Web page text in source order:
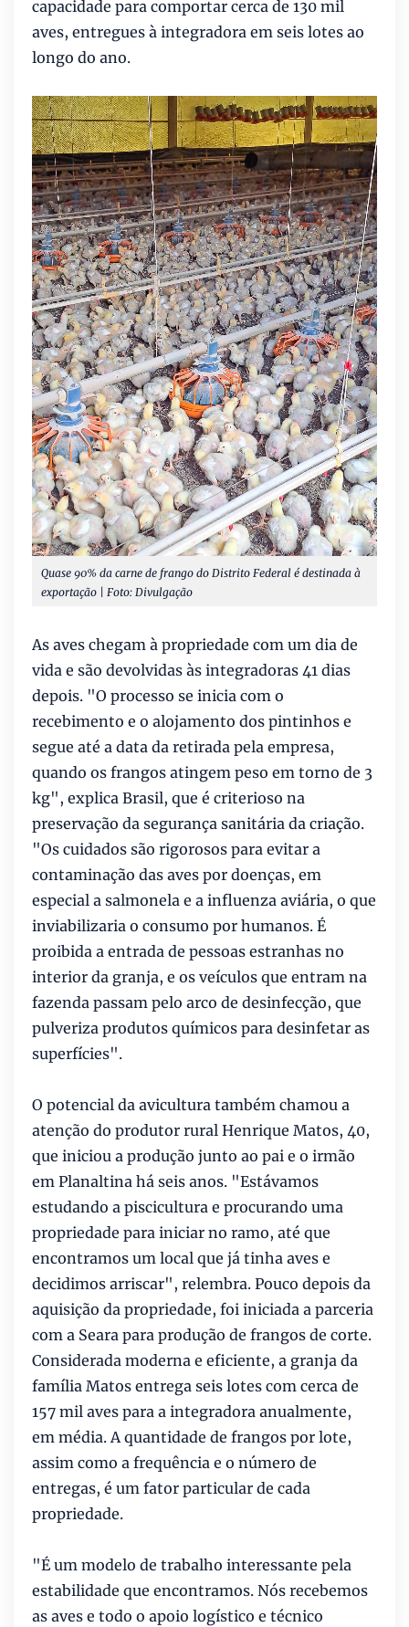
capacidade para comportar cerca de 130 mil
aves, entregues à integradora em seis lotes ao
longo do ano.
Quase 90% da carne de frango do Distrito Federal é destinada à
exportação | Foto: Divulgação
As aves chegam à propriedade com um dia de
vida e são devolvidas às integradoras 41 dias
depois. "O processo se inicia com o
recebimento e o alojamento dos pintinhos e
segue até a data da retirada pela empresa,
quando os frangos atingem peso em torno de 3
kg", explica Brasil, que é criterioso na
preservação da segurança sanitária da criação.
"Os cuidados são rigorosos para evitar a
contaminação das aves por doenças, em
especial a salmonela e a influenza aviária, o que
inviabilizaria o consumo por humanos. É
proibida a entrada de pessoas estranhas no
interior da granja, e os veículos que entram na
fazenda passam pelo arco de desinfecção, que
pulveriza produtos químicos para desinfetar as
superfícies".
O potencial da avicultura também chamou a
atenção do produtor rural Henrique Matos, 40,
que iniciou a produção junto ao pai e o irmão
em Planaltina há seis anos. "Estávamos
estudando a piscicultura e procurando uma
propriedade para iniciar no ramo, até que
encontramos um local que já tinha aves e
decidimos arriscar", relembra. Pouco depois da
aquisição da propriedade, foi iniciada a parceria
com a Seara para produção de frangos de corte.
Considerada moderna e eficiente, a granja da
família Matos entrega seis lotes com cerca de
157 mil aves para a integradora anualmente,
em média. A quantidade de frangos por lote,
assim como a frequência e o número de
entregas, é um fator particular de cada
propriedade.
"É um modelo de trabalho interessante pela
estabilidade que encontramos. Nós recebemos
as aves e todo o apoio logístico e técnico